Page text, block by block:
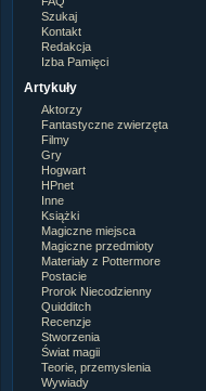
Szukaj
Kontakt
Redakcja
Izba Pamięci
Artykuły
Aktorzy
Fantastyczne zwierzęta
Filmy
Gry
Hogwart
HPnet
Inne
Książki
Magiczne miejsca
Magiczne przedmioty
Materiały z Pottermore
Postacie
Prorok Niecodzienny
Quidditch
Recenzje
Stworzenia
Świat magii
Teorie, przemyslenia
Wywiady